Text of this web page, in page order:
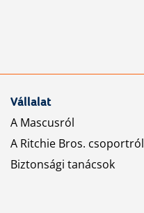
Vállalat
A Mascusról
A Ritchie Bros. csoportról
Biztonsági tanácsok